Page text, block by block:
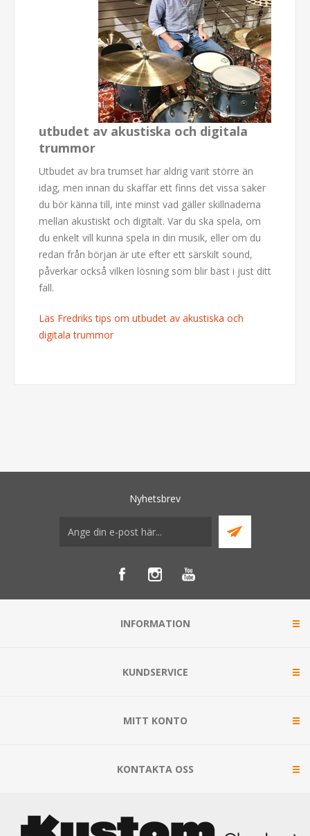
utbudet av akustiska och digitala
trummor
Utbudet av bra trumset har aldrig varit större än
idag, men innan du skaffar ett finns det vissa saker
du bör känna till, inte minst vad gäller skillnaderna
mellan akustiskt och digitalt. Var du ska spela, om
du enkelt vill kunna spela in din musik, eller om du
redan från början är ute efter ett särskilt sound,
påverkar också vilken lösning som blir bäst i just ditt
fall.
Läs Fredriks tips om utbudet av akustiska och
digitala trummor
Nyhetsbrev
INFORMATION
KUNDSERVICE
MITT KONTO
KONTAKTA OSS